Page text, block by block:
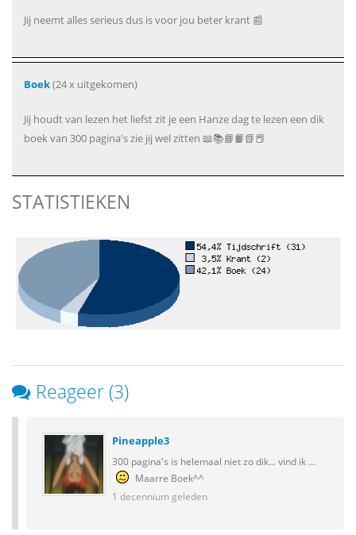
Jij neemt alles serieus dus is voor jou beter krant 📰
Boek(24 x uitgekomen)
Jij houdt van lezen het liefst zit je een Hanze dag te lezen een dik
boek van 300 pagina's zie jij wel zitten 📖📚📘📙📗📕
STATISTIEKEN
Reageer (3)
Pineapple3
300 pagina's is helemaal niet zo dik... vind ik ...
Maarre Boek^^
1 decennium geleden